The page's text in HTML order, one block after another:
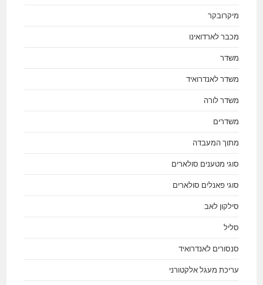
מיקרובקר
מכבר לארדואינו
משדר
משדר לאנדרואיד
משדר לורה
משדרים
מתוך המעבדה
סוגי מטענים סולארים
סוגי פאנלים סולארים
סילקון לאב
סליל
סנסורים לאנדרואיד
עריכת מעגל אלקטורני